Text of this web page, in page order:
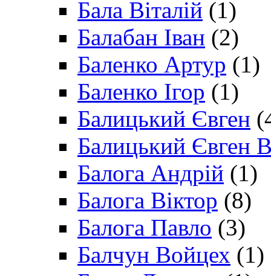
Бала Віталій (1)
Балабан Іван (2)
Баленко Артур (1)
Баленко Ігор (1)
Балицький Євген
Балицький Євген
Балога Андрій (1)
Балога Віктор (8)
Балога Павло (3)
Балчун Войцех (1)